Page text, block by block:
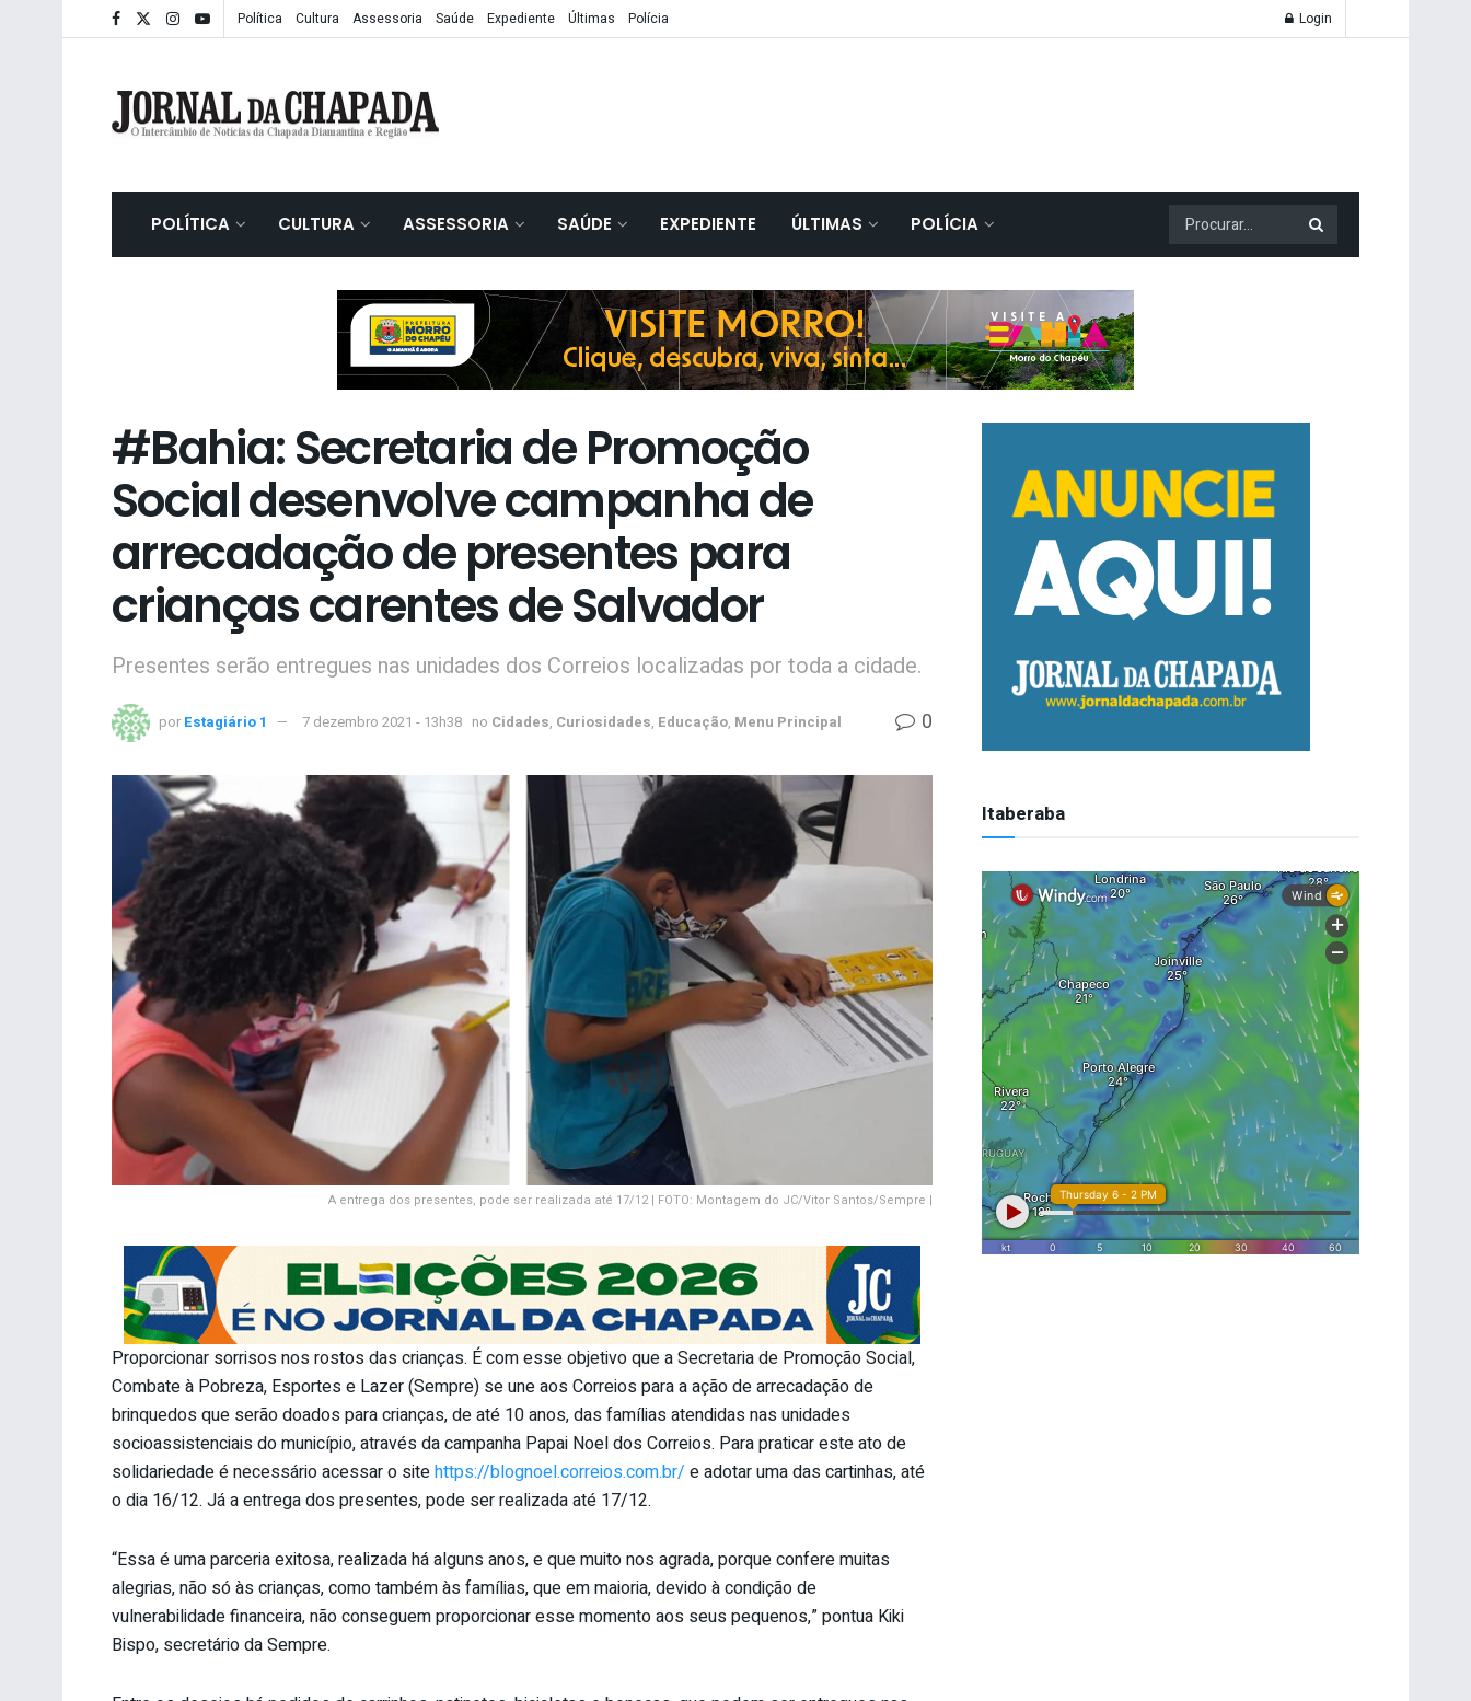
Política Cultura Assessoria Saúde Expediente Últimas Polícia Login
POLÍTICA CULTURA ASSESSORIA SAÚDE EXPEDIENTE ÚLTIMAS POLÍCIA
#Bahia: Secretaria de Promoção
Social desenvolve campanha de
arrecadação de presentes para
crianças carentes de Salvador
Presentes serão entregues nas unidades dos Correios localizadas por toda a cidade.
por Estagiário 1 7 dezembro 2021 - 13h38 no Cidades, Curiosidades, Educação, Menu Principal 0
A entrega dos presentes, pode ser realizada até 17/12 | FOTO: Montagem do JC/Vitor Santos/Sempre |
Proporcionar sorrisos nos rostos das crianças. É com esse objetivo que a Secretaria de Promoção Social,
Combate à Pobreza, Esportes e Lazer (Sempre) se une aos Correios para a ação de arrecadação de
brinquedos que serão doados para crianças, de até 10 anos, das famílias atendidas nas unidades
socioassistenciais do município, através da campanha Papai Noel dos Correios. Para praticar este ato de
solidariedade é necessário acessar o sitehttps://blognoel.correios.com.br/ e adotar uma das cartinhas, até
o dia 16/12. Já a entrega dos presentes, pode ser realizada até 17/12.
“Essa é uma parceria exitosa, realizada há alguns anos, e que muito nos agrada, porque confere muitas
alegrias, não só às crianças, como também às famílias, que em maioria, devido à condição de
vulnerabilidade financeira, não conseguem proporcionar esse momento aos seus pequenos,” pontua Kiki
Bispo, secretário da Sempre.
Itaberaba